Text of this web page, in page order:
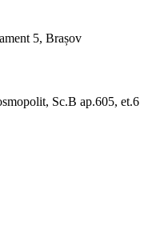
5, Brașov
Sc.B ap.605, et.6